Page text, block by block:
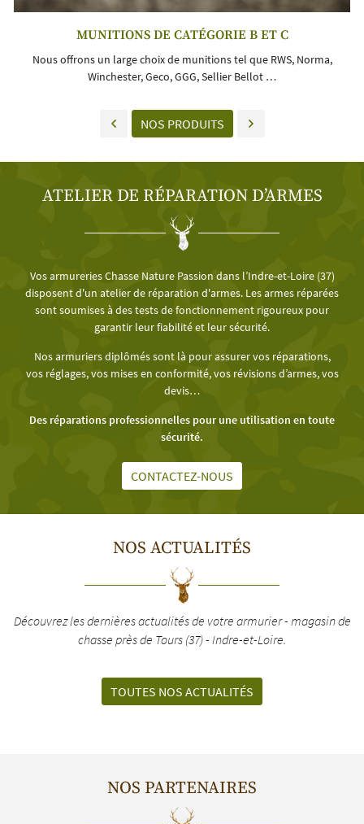
MUNITIONS DE CATÉGORIE B ET C
Nous offrons un large choix de munitions tel que RWS, Norma,
Winchester, Geco, GGG, Sellier Bellot …
NOS PRODUITS
ATELIER DE RÉPARATION D’ARMES
Vos armureries Chasse Nature Passion dans l’Indre-et-Loire (37)
disposent d'un atelier de réparation d'armes. Les armes réparées
sont soumises à des tests de fonctionnement rigoureux pour
garantir leur fiabilité et leur sécurité.
Nos armuriers diplômés sont là pour assurer vos réparations,
vos réglages, vos mises en conformité, vos révisions d’armes, vos
devis…
Des réparations professionnelles pour une utilisation en toute
sécurité.
CONTACTEZ-NOUS
NOS ACTUALITÉS
Découvrez les dernières actualités de votre armurier - magasin de
chasse près de Tours (37) - Indre-et-Loire.
TOUTES NOS ACTUALITÉS
NOS PARTENAIRES